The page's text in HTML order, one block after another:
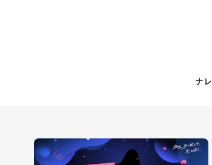
ナ
Goodpatch Blog ホ